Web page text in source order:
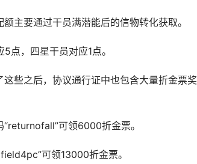
主要通过干员满潜能后的信物转化获取。
点，四星干员对应1点。
些之后，协议通行证中也包含大量折金票奖
可领6000折金票。
可领13000折金票。